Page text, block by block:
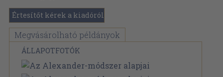
Értesítőt kérek a kiadóról
Megvásárolható példányok
ÁLLAPOTFOTÓK